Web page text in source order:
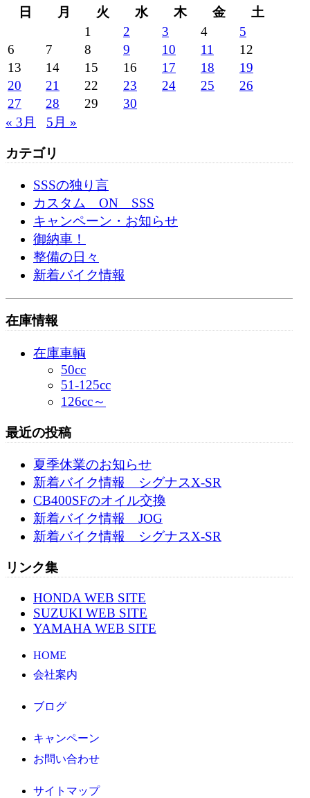
日
月 火 水 木 金
土
1
2 3 4
5
6
7 8 9 10 11
12
13
14 15 16 17 18
19
20
21 22 23 24 25
26
27
28 29
30
« 3月
5月 »
カテゴリ
SSSの独り言
カスタム ON SSS
キャンペーン・お知らせ
御納車！
整備の日々
新着バイク情報
在庫情報
在庫車輌
50cc
51-125cc
126cc～
最近の投稿
夏季休業のお知らせ
新着バイク情報 シグナスX-SR
CB400SFのオイル交換
新着バイク情報 JOG
新着バイク情報 シグナスX-SR
リンク集
HONDA WEB SITE
SUZUKI WEB SITE
YAMAHA WEB SITE
HOME
会社案内
ブログ
キャンペーン
お問い合わせ
サイトマップ